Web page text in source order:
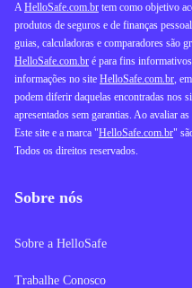
AHelloSafe.com.br tem como objetivo
produtos de seguros e de finanças
guias, calculadoras e comparadores são
HelloSafe.com.br é para fins
informações no site HelloSafe.com.br,
podem diferir daquelas encontradas nos
apresentados sem garantias. Ao avaliar
Este site e a marca "HelloSafe.com.br"
Todos os direitos reservados.
Sobre nós
Sobre a HelloSafe
Trabalhe Conosco